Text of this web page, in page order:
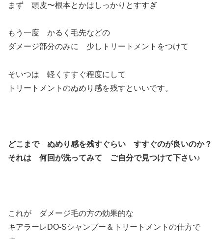
まず 頭皮〜根本とかはしっかりとすすぎ
もう一度 かるく毛先などの
ダメージ部分のみに 少しトリートメントをつけて
そいつは 軽くすすぐ程度にして
トリートメントのぬめり感を残すといいです。
どこまで ぬめり感を残すぐらい すすぐのが良いのか？
それは 何回が洗ってみて ご自分で見つけて下さい♪
これが ダメージ毛の方の効果的な
キアラーレDO-Sシャンプー＆トリートメントの仕方で